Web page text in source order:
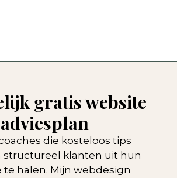
gratis website
adviesplan
die kosteloos tips
structureel klanten uit hun
te halen. Mijn webdesign